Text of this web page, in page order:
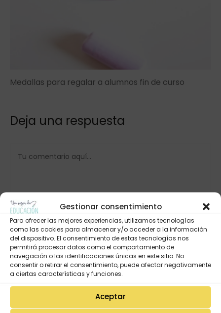
Gestionar consentimiento
Para ofrecer las mejores experiencias, utilizamos tecnologías
como las cookies para almacenar y/o acceder a la información
del dispositivo. El consentimiento de estas tecnologías nos
permitirá procesar datos como el comportamiento de
navegación o las identificaciones únicas en este sitio. No
consentir o retirar el consentimiento, puede afectar negativamente
a ciertas características y funciones.
Aceptar
Medallas para regalar a alumnos fin de curso
Deja una respuesta